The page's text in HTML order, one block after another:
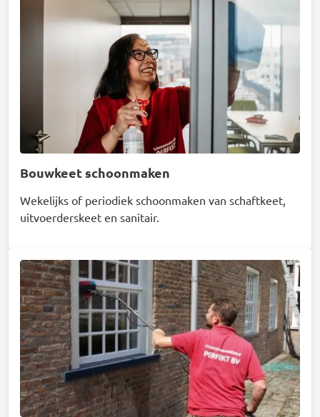
Bouwkeet schoonmaken
Wekelijks of periodiek schoonmaken van schaftkeet,
uitvoerderskeet en sanitair.
Afbeelding